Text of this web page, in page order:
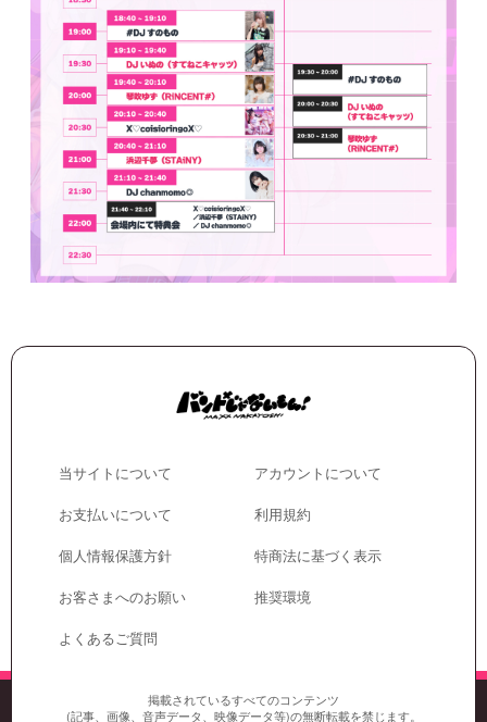
当サイトについて
アカウントについて
お支払いについて
利用規約
個人情報保護方針
特商法に基づく表示
お客さまへのお願い
推奨環境
よくあるご質問
掲載されているすべてのコンテンツ
(記事、画像、音声データ、映像データ等)の無断転載を禁じます。